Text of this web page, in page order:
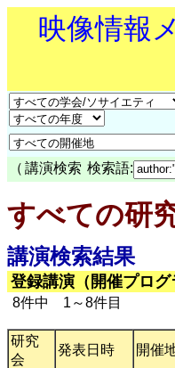
映像情報
（ 講演検索 検索語:
すべての研
講演検索結果
登録講演（開催プログ
8件中 1～8件目
研究
会
発表日時 開催